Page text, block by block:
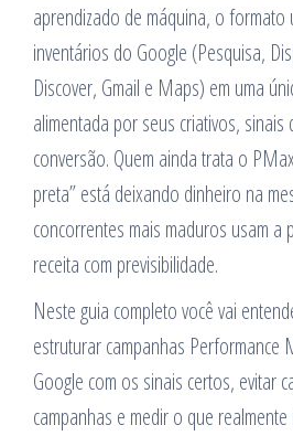
aprendizado de máquina, o
inventários do Google (Pesquisa,
Discover, Gmail e Maps) em uma
alimentada por seus criativos, sinais
conversão. Quem ainda trata o
preta” está deixando dinheiro na
concorrentes mais maduros usam a
receita com previsibilidade.
Neste guia completo você vai
estruturar campanhas Performance
Google com os sinais certos, evitar
campanhas e medir o que